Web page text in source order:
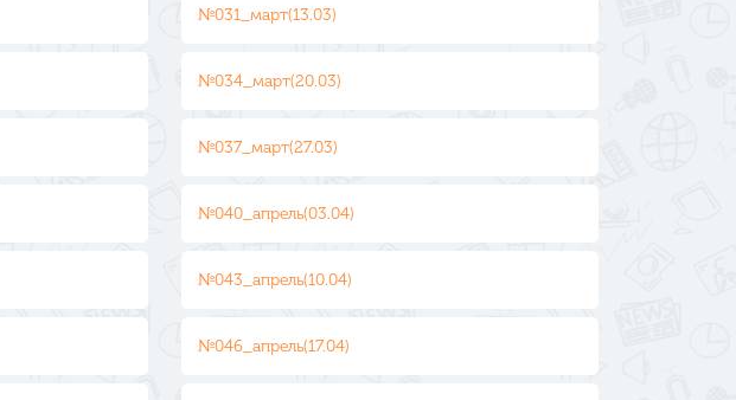
№031_март(13.03)
№034_март(20.03)
№037_март(27.03)
№040_апрель(03.04)
№043_апрель(10.04)
№046_апрель(17.04)